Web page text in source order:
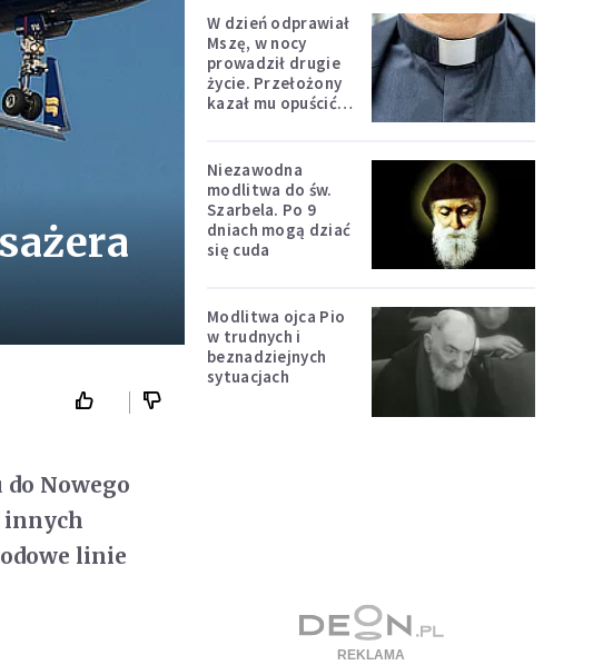
Nowego
innych
linie
W dzień odprawiał
Mszę, w nocy
prowadził drugie
życie. Przełożony
kazał mu opuścić
Niezawodna
modlitwa do św.
Szarbela. Po 9
dniach mogą dziać
się cuda
Modlitwa ojca Pio
w trudnych i
beznadziejnych
sytuacjach